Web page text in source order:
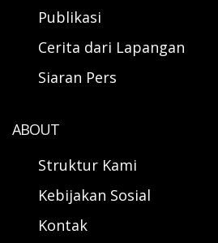
Publikasi
Cerita dari Lapangan
Siaran Pers
ABOUT
Struktur Kami
Kebijakan Sosial
Kontak